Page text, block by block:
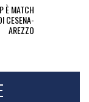
È MATCH
CESENA-
AREZZO